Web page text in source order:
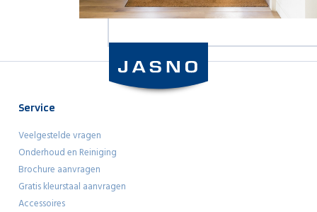
Service
Veelgestelde vragen
Onderhoud en Reiniging
Brochure aanvragen
Gratis kleurstaal aanvragen
Accessoires